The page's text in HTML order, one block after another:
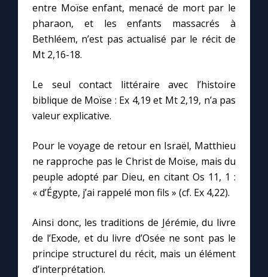
entre Moïse enfant, menacé de mort par le
pharaon, et les enfants massacrés à
Bethléem, n’est pas actualisé par le récit de
Mt 2,16-18.
Le seul contact littéraire avec l’histoire
biblique de Moïse : Ex 4,19 et Mt 2,19, n’a pas
valeur explicative.
Pour le voyage de retour en Israël, Matthieu
ne rapproche pas le Christ de Moïse, mais du
peuple adopté par Dieu, en citant Os 11, 1 :
« d’Égypte, j’ai rappelé mon fils » (cf. Ex 4,22).
Ainsi donc, les traditions de Jérémie, du livre
de l’Exode, et du livre d’Osée ne sont pas le
principe structurel du récit, mais un élément
d’interprétation.